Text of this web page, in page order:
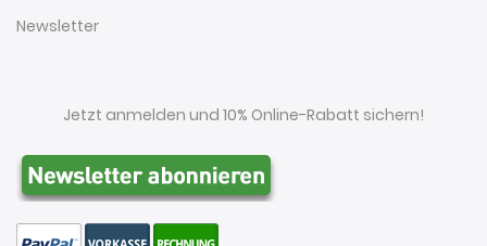
Newsletter
Jetzt anmelden und 10% Online-Rabatt sichern!